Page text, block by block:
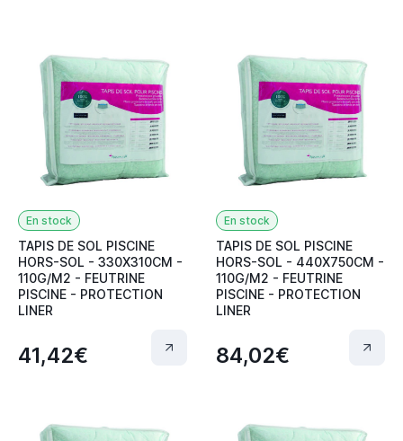
En stock
TAPIS DE SOL PISCINE
HORS-SOL - 330X310CM -
110G/M2 - FEUTRINE
PISCINE - PROTECTION
LINER
41,42€
En stock
TAPIS DE SOL PISCINE
HORS-SOL - 440X750CM -
110G/M2 - FEUTRINE
PISCINE - PROTECTION
LINER
84,02€